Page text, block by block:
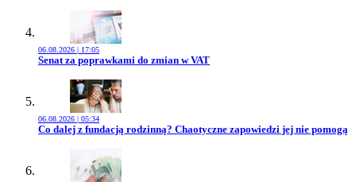
06.08.2026 | 17:05
Przejdź do artykułu:
Senat za poprawkami do zmian w VAT
06.08.2026 | 05:34
Przejdź do artykułu:
Co dalej z fundacją rodzinną? Chaotyczne zapowiedzi jej nie pomogą